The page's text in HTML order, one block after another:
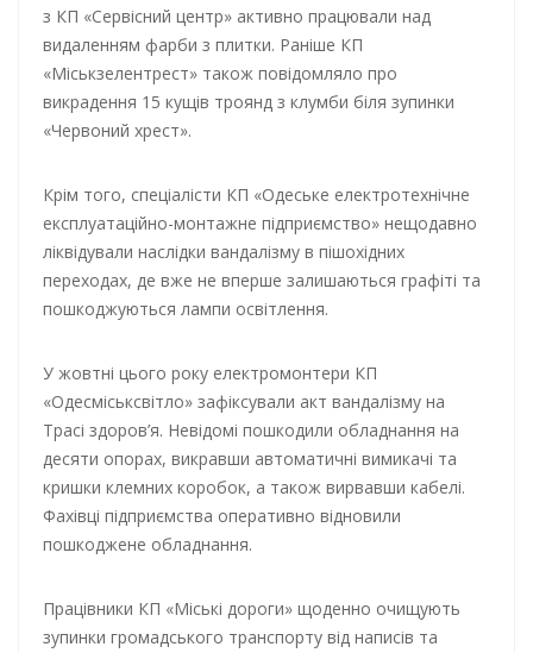
з КП «Сервісний центр» активно працювали над
видаленням фарби з плитки. Раніше КП
«Міськзелентрест» також повідомляло про
викрадення 15 кущів троянд з клумби біля зупинки
«Червоний хрест».
Крім того, спеціалісти КП «Одеське електротехнічне
експлуатаційно-монтажне підприємство» нещодавно
ліквідували наслідки вандалізму в пішохідних
переходах, де вже не вперше залишаються графіті та
пошкоджуються лампи освітлення.
У жовтні цього року електромонтери КП
«Одесміськсвітло» зафіксували акт вандалізму на
Трасі здоров’я. Невідомі пошкодили обладнання на
десяти опорах, викравши автоматичні вимикачі та
кришки клемних коробок, а також вирвавши кабелі.
Фахівці підприємства оперативно відновили
пошкоджене обладнання.
Працівники КП «Міські дороги» щоденно очищують
зупинки громадського транспорту від написів та